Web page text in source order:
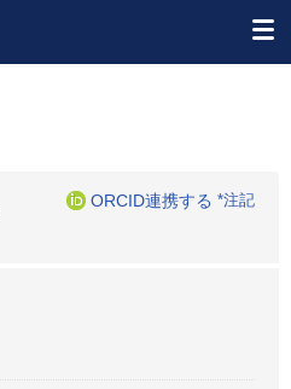
ORCID連携する *注記